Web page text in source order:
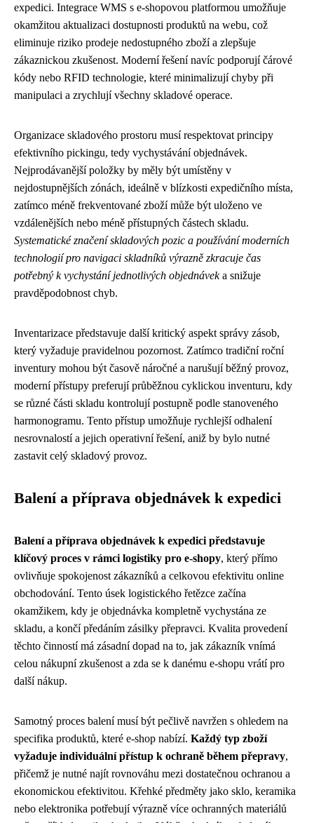
expedici. Integrace WMS s e-shopovou platformou umožňuje
okamžitou aktualizaci dostupnosti produktů na webu, což
eliminuje riziko prodeje nedostupného zboží a zlepšuje
zákaznickou zkušenost. Moderní řešení navíc podporují čárové
kódy nebo RFID technologie, které minimalizují chyby při
manipulaci a zrychlují všechny skladové operace.
Organizace skladového prostoru musí respektovat principy
efektivního pickingu, tedy vychystávání objednávek.
Nejprodávanější položky by měly být umístěny v
nejdostupnějších zónách, ideálně v blízkosti expedičního místa,
zatímco méně frekventované zboží může být uloženo ve
vzdálenějších nebo méně přístupných částech skladu.
Systematické značení skladových pozic a používání moderních
technologií pro navigaci skladníků výrazně zkracuje čas
potřebný k vychystání jednotlivých objednáveka snižuje
pravděpodobnost chyb.
Inventarizace představuje další kritický aspekt správy zásob,
který vyžaduje pravidelnou pozornost. Zatímco tradiční roční
inventury mohou být časově náročné a narušují běžný provoz,
moderní přístupy preferují průběžnou cyklickou inventuru, kdy
se různé části skladu kontrolují postupně podle stanoveného
harmonogramu. Tento přístup umožňuje rychlejší odhalení
nesrovnalostí a jejich operativní řešení, aniž by bylo nutné
zastavit celý skladový provoz.
Balení a příprava objednávek k expedici
Balení a příprava objednávek k expedici představuje
klíčový proces v rámci logistiky pro e-shopy, který přímo
ovlivňuje spokojenost zákazníků a celkovou efektivitu online
obchodování. Tento úsek logistického řetězce začína
okamžikem, kdy je objednávka kompletně vychystána ze
skladu, a končí předáním zásilky přepravci. Kvalita provedení
těchto činností má zásadní dopad na to, jak zákazník vnímá
celou nákupní zkušenost a zda se k danému e-shopu vrátí pro
další nákup.
Samotný proces balení musí být pečlivě navržen s ohledem na
specifika produktů, které e-shop nabízí. Každý typ zboží
vyžaduje individuální přístup k ochraně během přepravy,
přičemž je nutné najít rovnováhu mezi dostatečnou ochranou a
ekonomickou efektivitou. Křehké předměty jako sklo, keramika
nebo elektronika potřebují výrazně více ochranných materiálů